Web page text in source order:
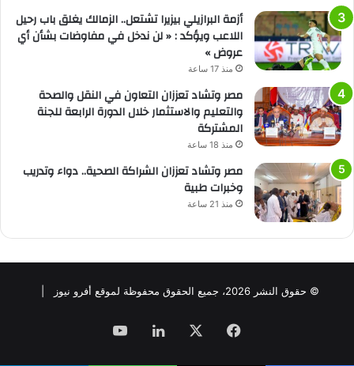
أزمة البرازيلي بيزيرا تشتعل.. الزمالك يغلق باب رحيل
اللاعب ويؤكد : « لن ندخل في مفاوضات بشأن أي
عروض »
منذ 17 ساعة
مصر وتشاد تعززان التعاون في النقل والصحة
والتعليم والاستثمار خلال الدورة الرابعة للجنة
المشتركة
منذ 18 ساعة
مصر وتشاد تعززان الشراكة الصحية.. دواء وتدريب
وخبرات طبية
منذ 21 ساعة
© حقوق النشر 2026، جميع الحقوق محفوظة لموقع أفرو نيوز |
فيسبوك لينكدإن